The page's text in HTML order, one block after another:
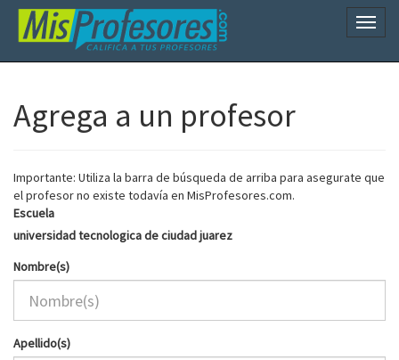
Agrega a un profesor
Importante: Utiliza la barra de búsqueda de arriba para asegurate que
el profesor no existe todavía en MisProfesores.com.
Escuela
universidad tecnologica de ciudad juarez
Nombre(s)
Apellido(s)